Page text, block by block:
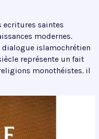
ecritures saintes
modernes.
islamochrétien
représente un fait
monothéistes. il